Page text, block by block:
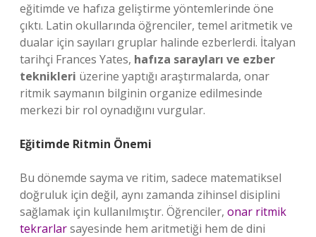
eğitimde ve hafıza geliştirme yöntemlerinde öne
çıktı. Latin okullarında öğrenciler, temel aritmetik ve
dualar için sayıları gruplar halinde ezberlerdi. İtalyan
tarihçi Frances Yates, hafıza sarayları ve ezber
teknikleri üzerine yaptığı araştırmalarda, onar
ritmik saymanın bilginin organize edilmesinde
merkezi bir rol oynadığını vurgular.
Eğitimde Ritmin Önemi
Bu dönemde sayma ve ritim, sadece matematiksel
doğruluk için değil, aynı zamanda zihinsel disiplini
sağlamak için kullanılmıştır. Öğrenciler, onar ritmik
tekrarlarsayesinde hem aritmetiği hem de dini